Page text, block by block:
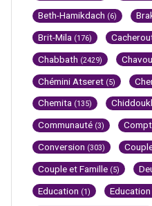
Beth-Hamikdach (6)
Brit-Mila (176)
Chabbath (2429)
Chémini Atseret (5)
Chemita (135)
Communauté (3)
Conversion (303)
Couple et Famille (5)
Education (1) Education